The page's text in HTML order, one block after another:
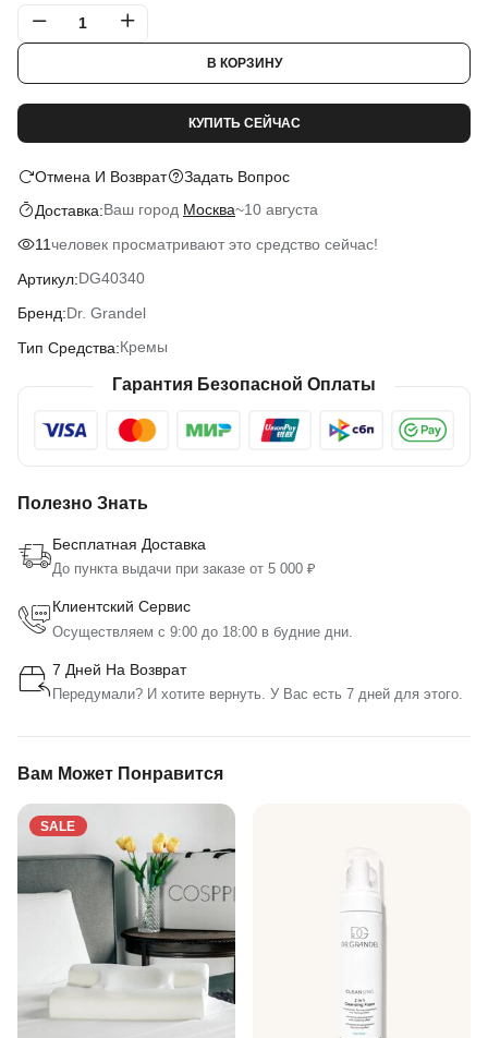
В КОРЗИНУ
КУПИТЬ СЕЙЧАС
Отмена И Возврат
Задать Вопрос
Доставка:Ваш город Москва~10 августа
11человек просматривают это средство сейчас!
Артикул:DG40340
Бренд:Dr. Grandel
Тип Средства:Кремы
Гарантия Безопасной Оплаты
Полезно Знать
Бесплатная Доставка
До пункта выдачи при заказе от 5 000 ₽
Клиентский Сервис
Осуществляем с 9:00 до 18:00 в будние дни.
7 Дней На Возврат
Передумали? И хотите вернуть. У Вас есть 7 дней для этого.
Вам Может Понравится
SALE